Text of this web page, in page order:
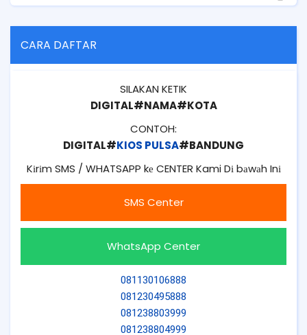
CARA DAFTAR
SILAKAN KETIK
DIGITAL#NAMA#KOTA
CONTOH:
DIGITAL#KIOS PULSA#BANDUNG
Kіrіm SMS / WHATSAPP kе CENTER Kami Dі bаwаh Inі
SMS Center
WhatsApp Center
081130106888
081230495888
081238803999
081238804999